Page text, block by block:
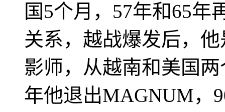
国5个月，57年和65年
关系，越战爆发后，
影师，从越南和美国
年他退出MAGNUM，